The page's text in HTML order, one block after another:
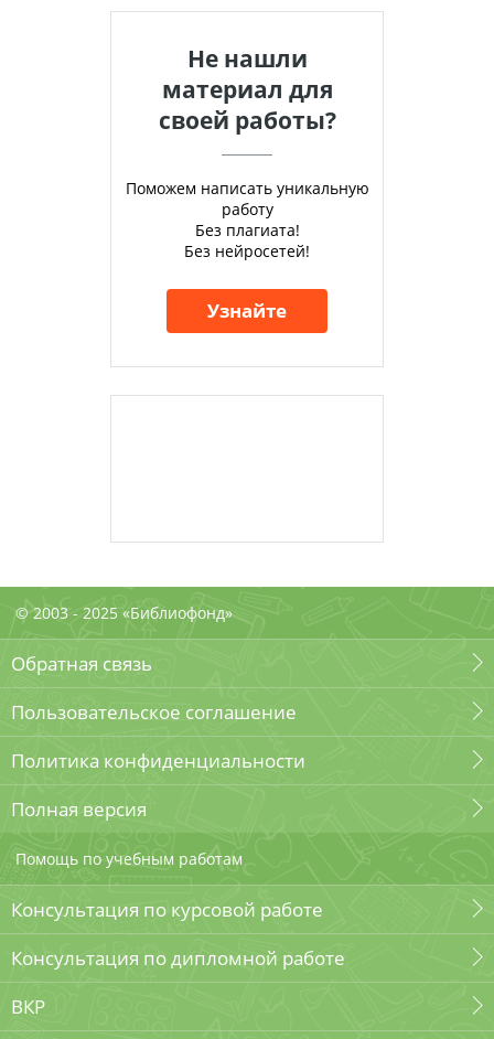
Не нашли
материал для
своей работы?
Поможем написать уникальную
работу
Без плагиата!
Без нейросетей!
Узнайте
© 2003 - 2025 «Библиофонд»
Обратная связь
Пользовательское соглашение
Политика конфиденциальности
Полная версия
Помощь по учебным работам
Консультация по курсовой работе
Консультация по дипломной работе
ВКР